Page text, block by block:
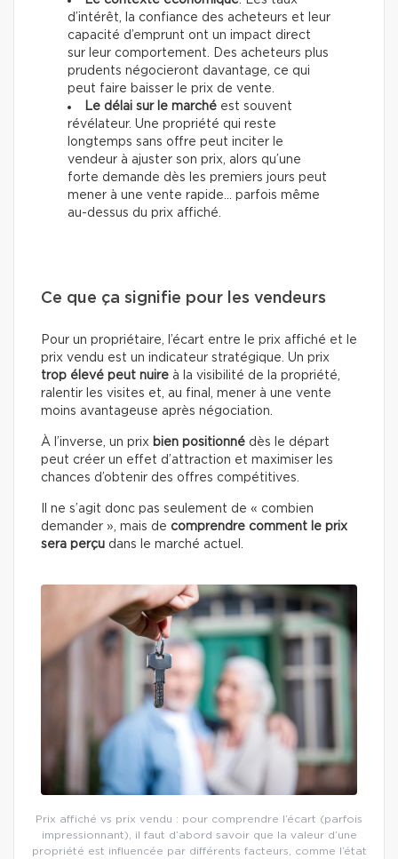
d’intérêt, la confiance des acheteurs et leur
capacité d’emprunt ont un impact direct
sur leur comportement. Des acheteurs plus
prudents négocieront davantage, ce qui
peut faire baisser le prix de vente.
Le délai sur le marché est souvent
révélateur. Une propriété qui reste
longtemps sans offre peut inciter le
vendeur à ajuster son prix, alors qu’une
forte demande dès les premiers jours peut
mener à une vente rapide… parfois même
au-dessus du prix affiché.
Ce que ça signifie pour les vendeurs
Pour un propriétaire, l’écart entre le prix affiché et le
prix vendu est un indicateur stratégique. Un prix
trop élevé peut nuire à la visibilité de la propriété,
ralentir les visites et, au final, mener à une vente
moins avantageuse après négociation.
À l’inverse, un prix bien positionné dès le départ
peut créer un effet d’attraction et maximiser les
chances d’obtenir des offres compétitives.
Il ne s’agit donc pas seulement de « combien
demander », mais de comprendre comment le prix
sera perçu dans le marché actuel.
Prix affiché vs prix vendu : pour comprendre l’écart (parfois
impressionnant), il faut d’abord savoir que la valeur d’une
propriété est influencée par différents facteurs, comme l’état